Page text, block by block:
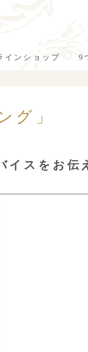
インショップ 9
グ」
イスをお伝